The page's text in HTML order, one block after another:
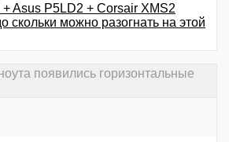
Asus P5LD2 + Corsair XMS2
скольки можно разогнать на этой
появились горизонтальные